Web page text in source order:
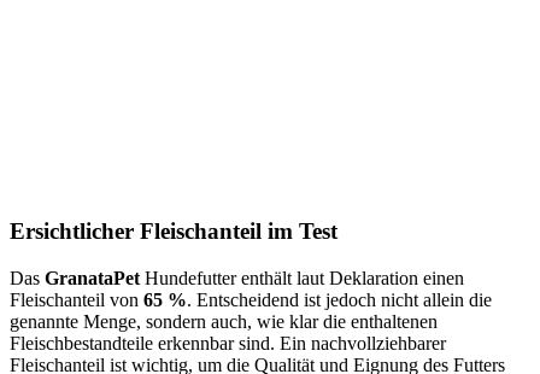
Ersichtlicher Fleischanteil im Test
Das GranataPet Hundefutter enthält laut Deklaration einen
Fleischanteil von 65 %. Entscheidend ist jedoch nicht allein die
genannte Menge, sondern auch, wie klar die enthaltenen
Fleischbestandteile erkennbar sind. Ein nachvollziehbarer
Fleischanteil ist wichtig, um die Qualität und Eignung des Futters